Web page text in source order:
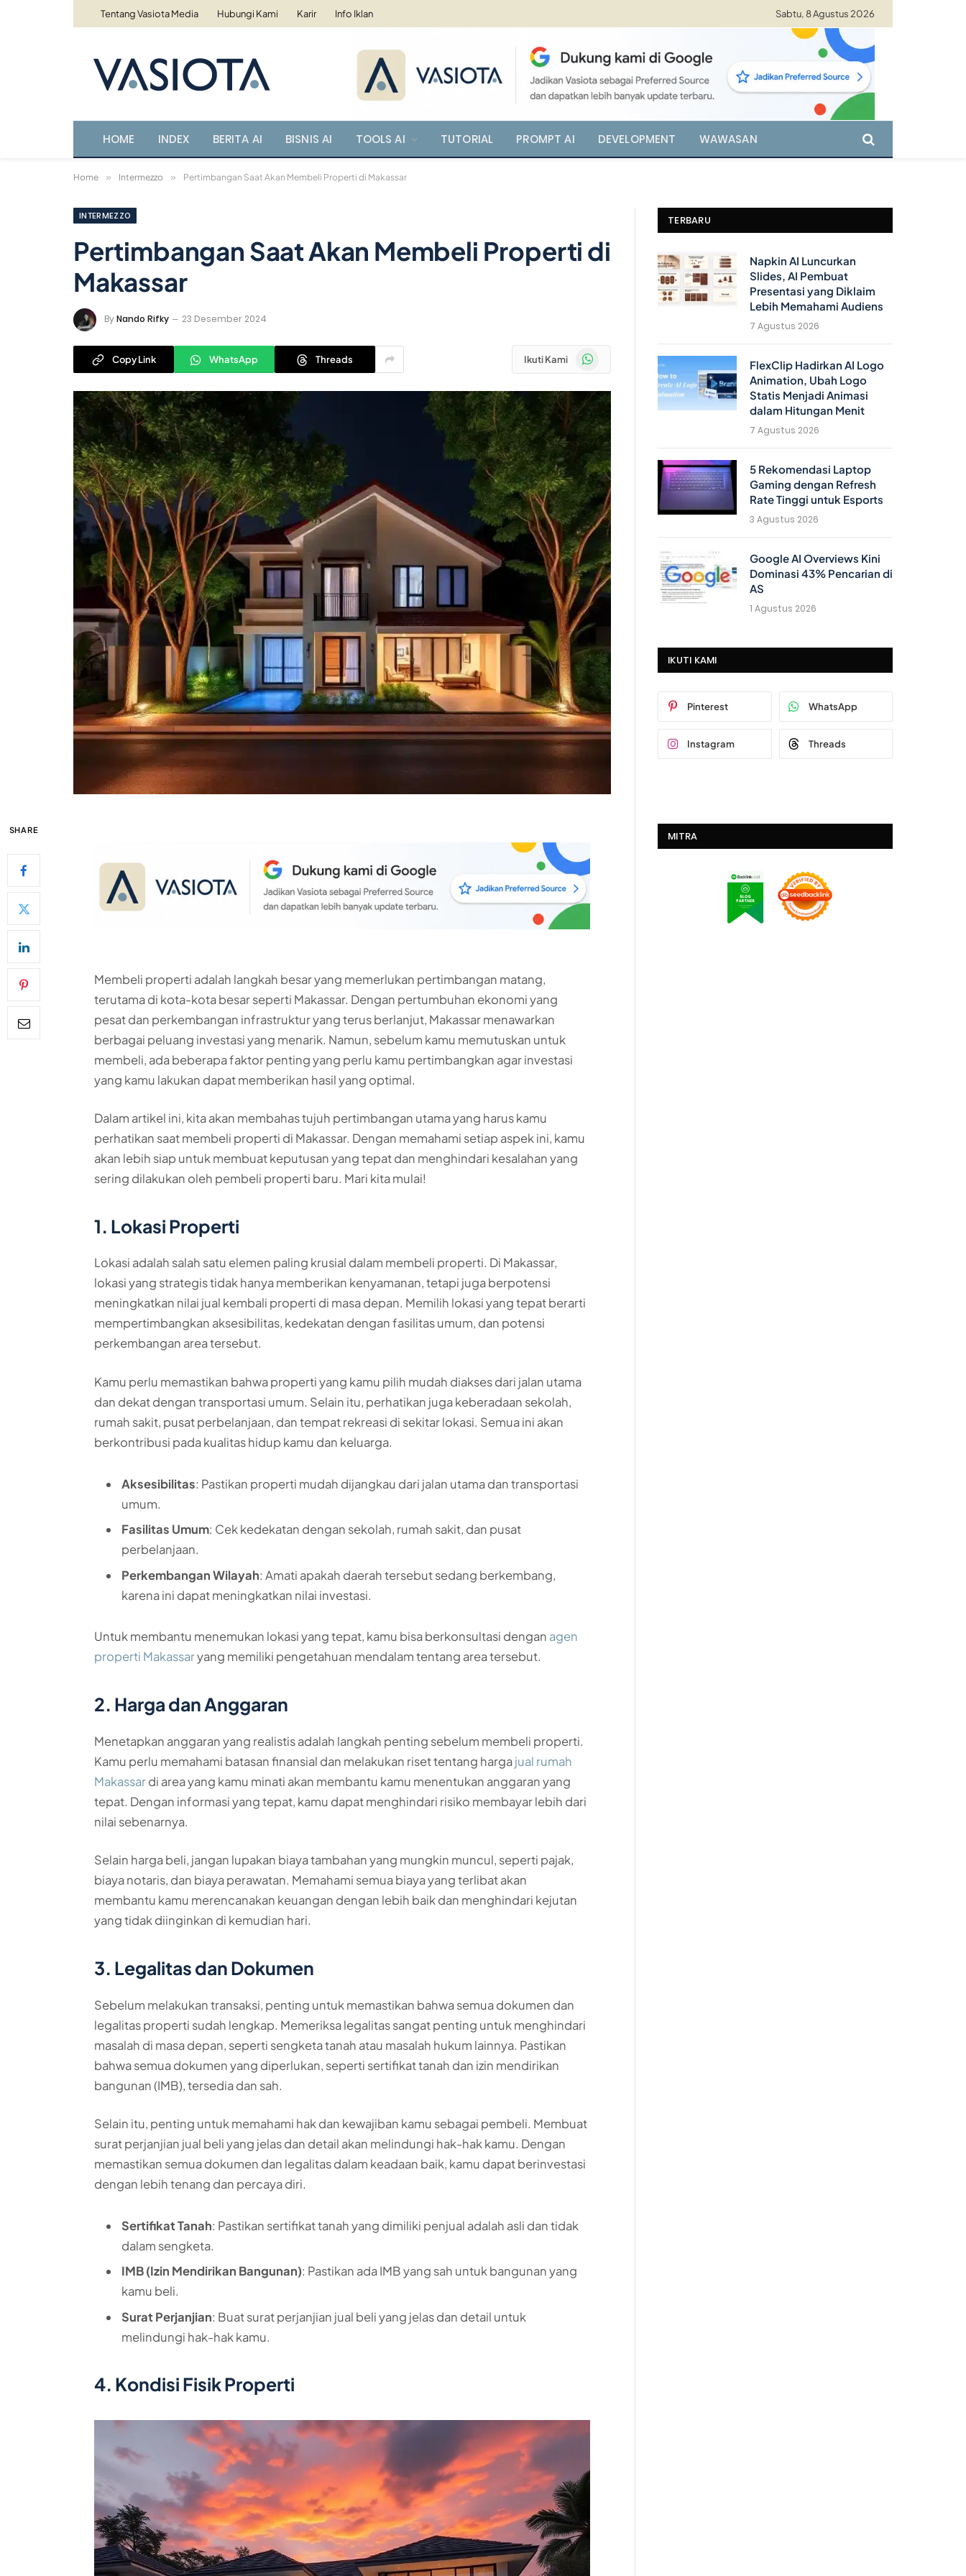
Tentang Vasiota Media Hubungi Kami Karir Info Iklan Sabtu, 8 Agustus 2026
HOME INDEX BERITA AI BISNIS AI TOOLS AI TUTORIAL PROMPT AI DEVELOPMENT WAWASAN
Home » Intermezzo » Pertimbangan Saat Akan Membeli Properti di Makassar
INTERMEZZO
Pertimbangan Saat Akan Membeli Properti di
Makassar
ByNando Rifky 23 Desember 2024
Copy Link WhatsApp Threads Ikuti Kami WhatsApp
SHARE
Membeli properti adalah langkah besar yang memerlukan pertimbangan matang,
terutama di kota-kota besar seperti Makassar. Dengan pertumbuhan ekonomi yang
pesat dan perkembangan infrastruktur yang terus berlanjut, Makassar menawarkan
berbagai peluang investasi yang menarik. Namun, sebelum kamu memutuskan untuk
membeli, ada beberapa faktor penting yang perlu kamu pertimbangkan agar investasi
yang kamu lakukan dapat memberikan hasil yang optimal.
Dalam artikel ini, kita akan membahas tujuh pertimbangan utama yang harus kamu
perhatikan saat membeli properti di Makassar. Dengan memahami setiap aspek ini, kamu
akan lebih siap untuk membuat keputusan yang tepat dan menghindari kesalahan yang
sering dilakukan oleh pembeli properti baru. Mari kita mulai!
1. Lokasi Properti
Lokasi adalah salah satu elemen paling krusial dalam membeli properti. Di Makassar,
lokasi yang strategis tidak hanya memberikan kenyamanan, tetapi juga berpotensi
meningkatkan nilai jual kembali properti di masa depan. Memilih lokasi yang tepat berarti
mempertimbangkan aksesibilitas, kedekatan dengan fasilitas umum, dan potensi
perkembangan area tersebut.
Kamu perlu memastikan bahwa properti yang kamu pilih mudah diakses dari jalan utama
dan dekat dengan transportasi umum. Selain itu, perhatikan juga keberadaan sekolah,
rumah sakit, pusat perbelanjaan, dan tempat rekreasi di sekitar lokasi. Semua ini akan
berkontribusi pada kualitas hidup kamu dan keluarga.
Aksesibilitas: Pastikan properti mudah dijangkau dari jalan utama dan transportasi
umum.
Fasilitas Umum: Cek kedekatan dengan sekolah, rumah sakit, dan pusat
perbelanjaan.
Perkembangan Wilayah: Amati apakah daerah tersebut sedang berkembang,
karena ini dapat meningkatkan nilai investasi.
Untuk membantu menemukan lokasi yang tepat, kamu bisa berkonsultasi dengan agen
properti Makassaryang memiliki pengetahuan mendalam tentang area tersebut.
2. Harga dan Anggaran
Menetapkan anggaran yang realistis adalah langkah penting sebelum membeli properti.
Kamu perlu memahami batasan finansial dan melakukan riset tentang hargajual rumah
Makassardi area yang kamu minati akan membantu kamu menentukan anggaran yang
tepat. Dengan informasi yang tepat, kamu dapat menghindari risiko membayar lebih dari
nilai sebenarnya.
Selain harga beli, jangan lupakan biaya tambahan yang mungkin muncul, seperti pajak,
biaya notaris, dan biaya perawatan. Memahami semua biaya yang terlibat akan
membantu kamu merencanakan keuangan dengan lebih baik dan menghindari kejutan
yang tidak diinginkan di kemudian hari.
3. Legalitas dan Dokumen
Sebelum melakukan transaksi, penting untuk memastikan bahwa semua dokumen dan
legalitas properti sudah lengkap. Memeriksa legalitas sangat penting untuk menghindari
masalah di masa depan, seperti sengketa tanah atau masalah hukum lainnya. Pastikan
bahwa semua dokumen yang diperlukan, seperti sertifikat tanah dan izin mendirikan
bangunan (IMB), tersedia dan sah.
Selain itu, penting untuk memahami hak dan kewajiban kamu sebagai pembeli. Membuat
surat perjanjian jual beli yang jelas dan detail akan melindungi hak-hak kamu. Dengan
memastikan semua dokumen dan legalitas dalam keadaan baik, kamu dapat berinvestasi
dengan lebih tenang dan percaya diri.
Sertifikat Tanah: Pastikan sertifikat tanah yang dimiliki penjual adalah asli dan tidak
dalam sengketa.
IMB (Izin Mendirikan Bangunan): Pastikan ada IMB yang sah untuk bangunan yang
kamu beli.
Surat Perjanjian: Buat surat perjanjian jual beli yang jelas dan detail untuk
melindungi hak-hak kamu.
4. Kondisi Fisik Properti
TERBARU
Napkin AI Luncurkan
Slides, AI Pembuat
Presentasi yang Diklaim
Lebih Memahami Audiens
7 Agustus 2026
FlexClip Hadirkan AI Logo
Animation, Ubah Logo
Statis Menjadi Animasi
dalam Hitungan Menit
7 Agustus 2026
5 Rekomendasi Laptop
Gaming dengan Refresh
Rate Tinggi untuk Esports
3 Agustus 2026
Google AI Overviews Kini
Dominasi 43% Pencarian di
AS
1 Agustus 2026
IKUTI KAMI
Pinterest WhatsApp
Instagram Threads
MITRA